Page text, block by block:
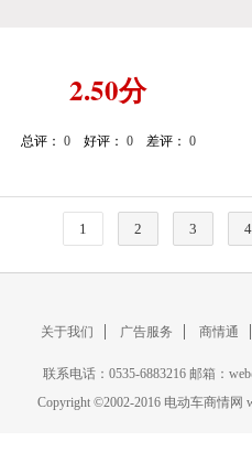
2.50分
总评： 0 好评： 0 差评： 0
1 2 3 4
关于我们 广告服务 商情通
联系电话：0535-6883216 邮箱：
Copyright ©2002-2016 电动车商情网